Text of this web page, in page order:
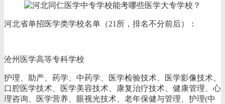
河北省单招医学类学校名单（21所，排名不分前后）：
沧州医学高等专科学校
护理、助产、药学、中药学、医学检验技术、医学影像技术、
口腔医学技术、医学美容技术、康复治疗技术、健康管理、心
理咨询、医学营养、眼视光技术、老年保健与管理、护理(中